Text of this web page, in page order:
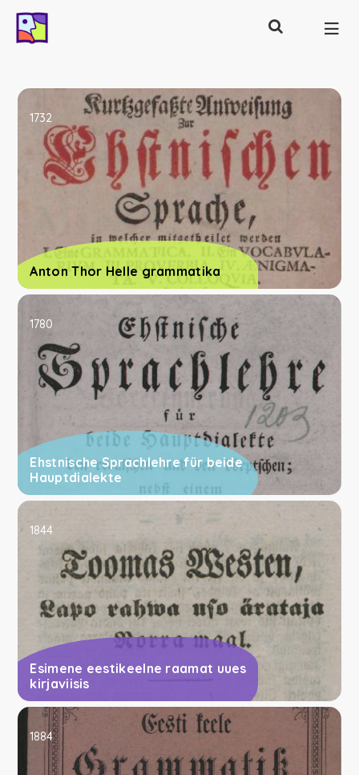
Otsing
Anton Thor Helle grammatika
1732
Ehstnische Sprachlehre für beide
Hauptdialekte
1780
Esimene eestikeelne raamat uues
kirjaviisis
1844
1884